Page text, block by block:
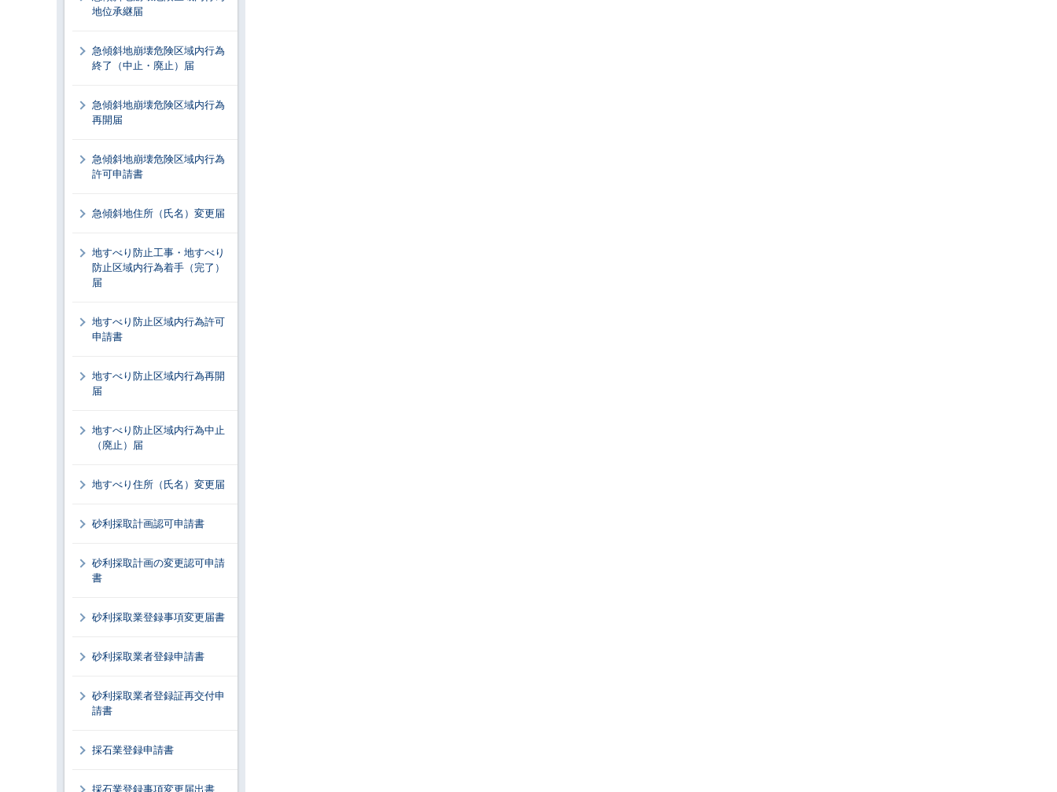
地位承継届
急傾斜地崩壊危険区域内行為
終了（中止・廃止）届
急傾斜地崩壊危険区域内行為
再開届
急傾斜地崩壊危険区域内行為
許可申請書
急傾斜地住所（氏名）変更届
地すべり防止工事・地すべり
防止区域内行為着手（完了）
届
地すべり防止区域内行為許可
申請書
地すべり防止区域内行為再開
届
地すべり防止区域内行為中止
（廃止）届
地すべり住所（氏名）変更届
砂利採取計画認可申請書
砂利採取計画の変更認可申請
書
砂利採取業登録事項変更届書
砂利採取業者登録申請書
砂利採取業者登録証再交付申
請書
採石業登録申請書
採石業登録事項変更届出書